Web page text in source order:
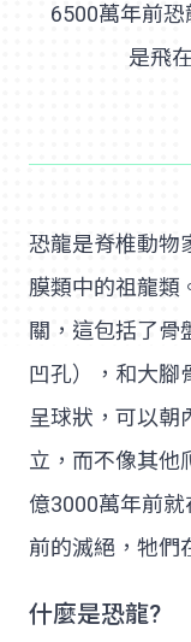
6500萬年前
是飛
恐龍是脊椎動物
膜類中的祖龍類
關，這包括了骨
凹孔），和大腳
呈球狀，可以朝
立，而不像其他
億3000萬年前
前的滅絕，牠們
什麼是恐龍?